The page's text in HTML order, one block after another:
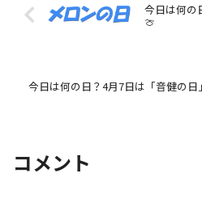
今日は何の
🍈
今日は何の日？4月7日は「音健の日
コメント